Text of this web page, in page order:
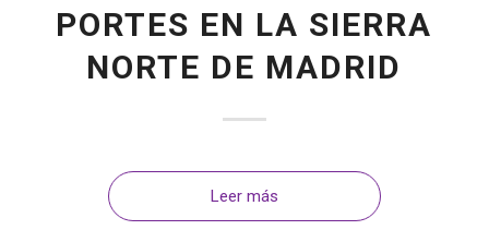
PORTES EN LA SIERRA
NORTE DE MADRID
Leer más